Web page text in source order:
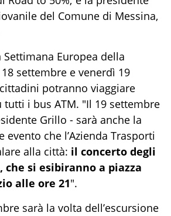
del Comune di Messina,
Settimana Europea della
settembre e venerdì 19
potranno viaggiare
i bus ATM. "Il 19 settembre
Grillo - sarà anche la
evento che l’Azienda Trasporti
alla città: il concerto degli
che si esibiranno a piazza
alle ore 21".
sarà la volta dell’escursione